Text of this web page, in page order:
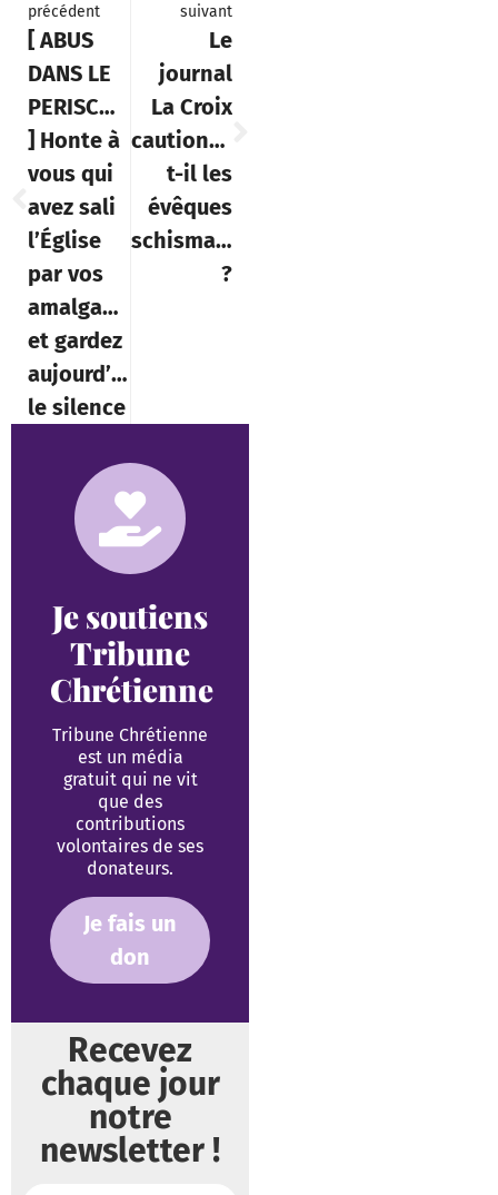
précédent
[ ABUS
DANS LE
PERISCOLAIRE
] Honte à
vous qui
avez sali
l’Église
par vos
amalgames
et gardez
aujourd’hui
le silence
suivant
Le
journal
La Croix
cautionne-
t-il les
évêques
schismatiques
?
Je soutiens
Tribune
Chrétienne
Tribune Chrétienne
est un média
gratuit qui ne vit
que des
contributions
volontaires de ses
donateurs.
Je fais un
don
Recevez
chaque jour
notre
newsletter !